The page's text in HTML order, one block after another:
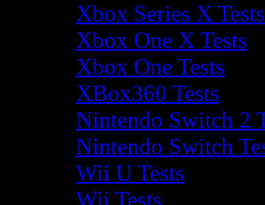
Xbox Series X Tests
Xbox One X Tests
Xbox One Tests
XBox360 Tests
Nintendo Switch 2
Nintendo Switch
Wii U Tests
Wii Tests